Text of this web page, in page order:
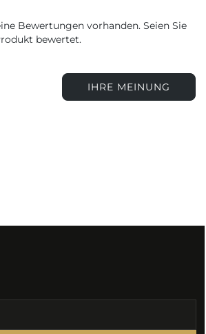
Bewertungen vorhanden. Seien Sie
bewertet.
IHRE MEINUNG